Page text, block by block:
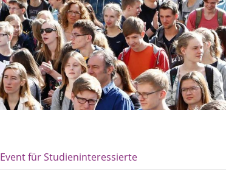
Event für Studieninteressierte